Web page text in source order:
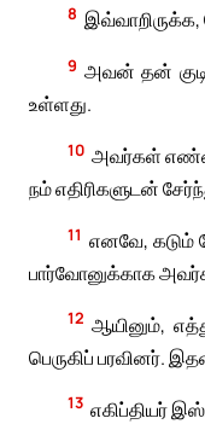
8
9 அவன் தன்
உள்ளது.
10 அவர்கள்
நம் எதிரிகளுடன்
11 எனவே, கடும்
பார்வோனுக்காக
12 ஆயினும்,
பெருகிப் பரவினர்.
13 எகிப்தியர்